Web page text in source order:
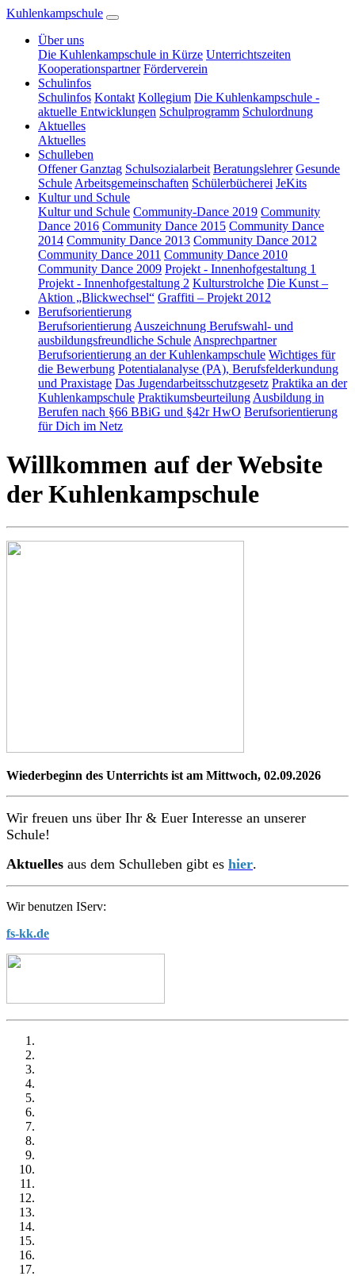
Kuhlenkampschule
Über uns
Die Kuhlenkampschule in Kürze Unterrichtszeiten
Kooperationspartner Förderverein
Schulinfos
Schulinfos Kontakt Kollegium Die Kuhlenkampschule -
aktuelle Entwicklungen Schulprogramm Schulordnung
Aktuelles
Aktuelles
Schulleben
Offener Ganztag Schulsozialarbeit Beratungslehrer Gesunde
Schule Arbeitsgemeinschaften Schülerbücherei JeKits
Kultur und Schule
Kultur und Schule Community-Dance 2019 Community
Dance 2016 Community Dance 2015 Community Dance
2014 Community Dance 2013 Community Dance 2012
Community Dance 2011 Community Dance 2010
Community Dance 2009 Projekt - Innenhofgestaltung 1
Projekt - Innenhofgestaltung 2 Kulturstrolche Die Kunst –
Aktion „Blickwechsel“ Graffiti – Projekt 2012
Berufsorientierung
Berufsorientierung Auszeichnung Berufswahl- und
ausbildungsfreundliche Schule Ansprechpartner
Berufsorientierung an der Kuhlenkampschule Wichtiges für
die Bewerbung Potentialanalyse (PA), Berufsfelderkundung
und Praxistage Das Jugendarbeitsschutzgesetz Praktika an der
Kuhlenkampschule Praktikumsbeurteilung Ausbildung in
Berufen nach §66 BBiG und §42r HwO Berufsorientierung
für Dich im Netz
Willkommen auf der Website
der Kuhlenkampschule
Wiederbeginn des Unterrichts ist am Mittwoch, 02.09.2026
Wir freuen uns über Ihr & Euer Interesse an unserer
Schule!
Aktuelles aus dem Schulleben gibt es hier.
Wir benutzen IServ:
fs-kk.de